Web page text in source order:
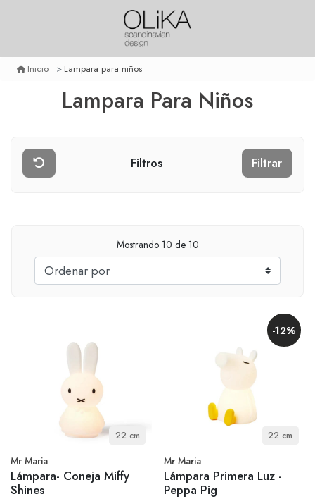
Inicio Lampara para niños
Lampara Para Niños
Filtros Filtrar
Mostrando 10 de 10
22 cm
Mr Maria
Lámpara- Coneja Miffy
Shines
-12%
22 cm
Mr Maria
Lámpara Primera Luz -
Peppa Pig